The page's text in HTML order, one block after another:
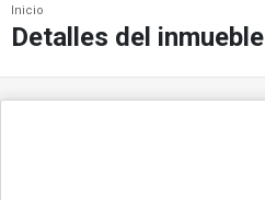
Inicio
Detalles del inmueble